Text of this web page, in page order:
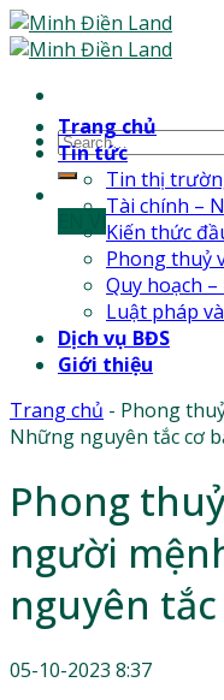
Skip
to
Trang chủ
Tin tức
Tin thị
Tài chính –
Kiến thức
Phong thuỷ
Quy hoạch
Luật pháp
Dịch vụ BĐS
Giới thiệu
Trang chủ - Phong
Những nguyên tắc cơ
Phong
người
nguyên
05-10-2023 8:37